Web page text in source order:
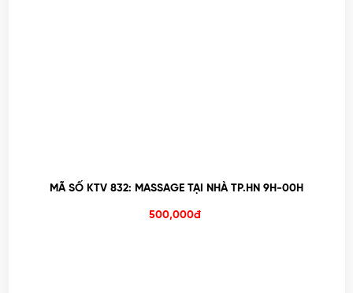
MÃ SỐ KTV 832: MASSAGE TẠI NHÀ TP.HN 9H-00H
500,000đ